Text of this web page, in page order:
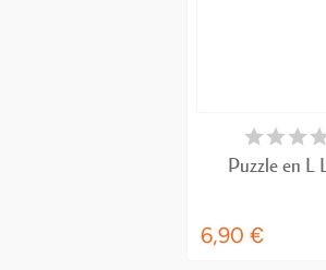
EN STOCK
Puzzle en L
6,90 €